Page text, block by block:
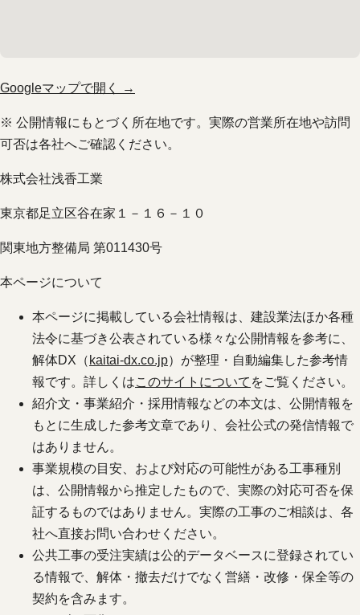
Googleマップで開く →
※ 公開情報にもとづく所在地です。実際の営業所在地や訪問
可否は各社へご確認ください。
株式会社浅香工業
東京都足立区谷在家１－１６－１０
関東地方整備局 第011430号
本ページについて
本ページに掲載している会社情報は、建設業法ほか各種
法令に基づき公表されている様々な公開情報を参考に、
解体DX（ kaitai-dx.co.jp）が整理・自動編集した参考情
報です。詳しくはこのサイトについて をご覧ください。
紹介文・事業紹介・採用情報などの本文は、公開情報を
もとに生成した参考文章であり、会社公式の発信情報で
はありません。
事業規模の目安、および対応の可能性がある工事種別
は、公開情報から推定したもので、実際の対応可否を保
証するものではありません。実際の工事のご相談は、各
社へ直接お問い合わせください。
公共工事の受注実績は公的データベースに登録されてい
る情報で、解体・撤去だけでなく営繕・改修・保全等の
契約を含みます。